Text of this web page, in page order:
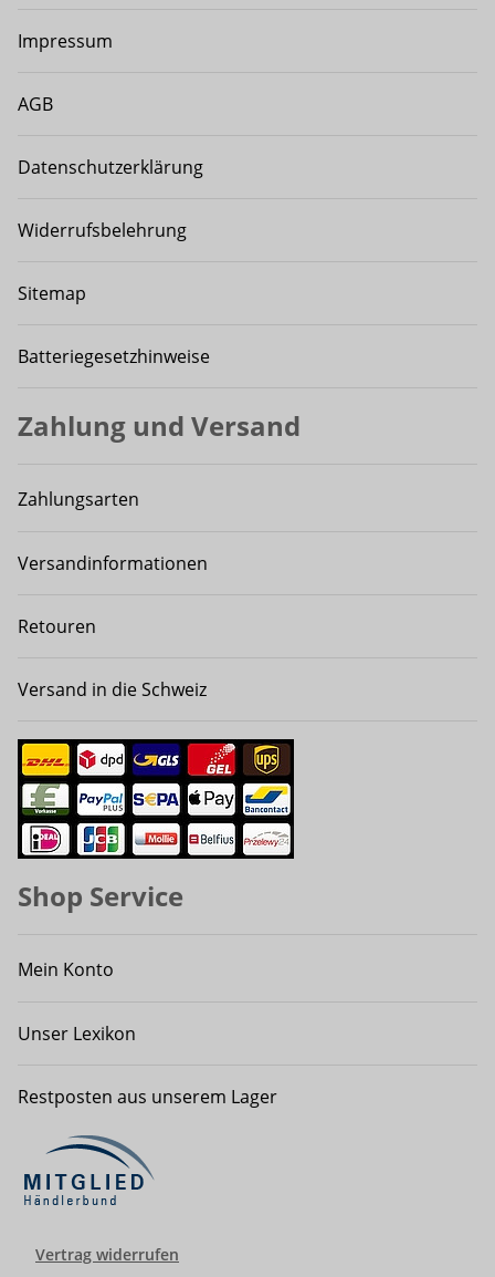
Impressum
AGB
Datenschutzerklärung
Widerrufsbelehrung
Sitemap
Batteriegesetzhinweise
Zahlung und Versand
Zahlungsarten
Versandinformationen
Retouren
Versand in die Schweiz
Shop Service
Mein Konto
Unser Lexikon
Restposten aus unserem Lager
Vertrag widerrufen